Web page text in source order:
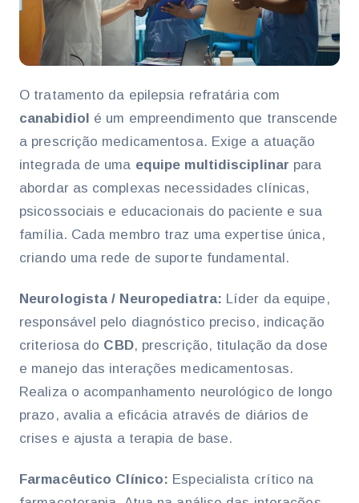
O tratamento da epilepsia refratária com
canabidiol é um empreendimento que transcende
a prescrição medicamentosa. Exige a atuação
integrada de uma equipe multidisciplinar para
abordar as complexas necessidades clínicas,
psicossociais e educacionais do paciente e sua
família. Cada membro traz uma expertise única,
criando uma rede de suporte fundamental.
Neurologista / Neuropediatra: Líder da equipe,
responsável pelo diagnóstico preciso, indicação
criteriosa do CBD, prescrição, titulação da dose
e manejo das interações medicamentosas.
Realiza o acompanhamento neurológico de longo
prazo, avalia a eficácia através de diários de
crises e ajusta a terapia de base.
Farmacêutico Clínico: Especialista crítico na